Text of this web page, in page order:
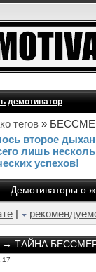
демотиватор
тегов »
второе
лишь
успехов!
Демотиваторы о
|
→ТАЙНА